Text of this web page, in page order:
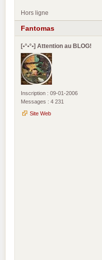
Hors ligne
Fantomas
[•°•°•] Attention au BLOG!
Inscription : 09-01-2006
Messages : 4 231
Site Web